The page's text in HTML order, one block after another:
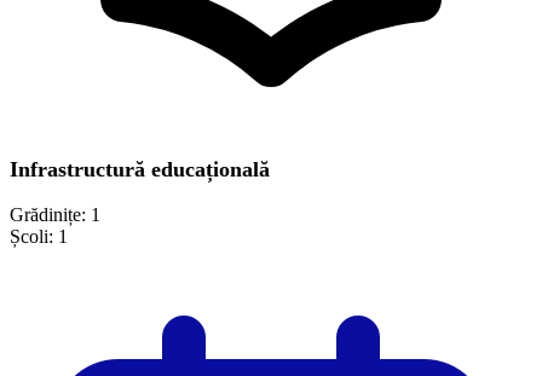
Infrastructură educațională
Grădinițe: 1
Școli: 1